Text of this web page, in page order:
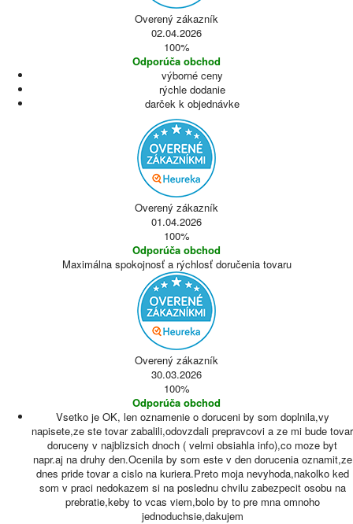
Overený zákazník
02.04.2026
100%
Odporúča obchod
výborné ceny
rýchle dodanie
darček k objednávke
Overený zákazník
01.04.2026
100%
Odporúča obchod
Maximálna spokojnosť a rýchlosť doručenia tovaru
Overený zákazník
30.03.2026
100%
Odporúča obchod
Vsetko je OK, len oznamenie o doruceni by som doplnila,vy
napisete,ze ste tovar zabalili,odovzdali prepravcovi a ze mi bude tovar
doruceny v najblizsich dnoch ( velmi obsiahla info),co moze byt
napr.aj na druhy den.Ocenila by som este v den dorucenia oznamit,ze
dnes pride tovar a cislo na kuriera.Preto moja nevyhoda,nakolko ked
som v praci nedokazem si na poslednu chvilu zabezpecit osobu na
prebratie,keby to vcas viem,bolo by to pre mna omnoho
jednoduchsie,dakujem